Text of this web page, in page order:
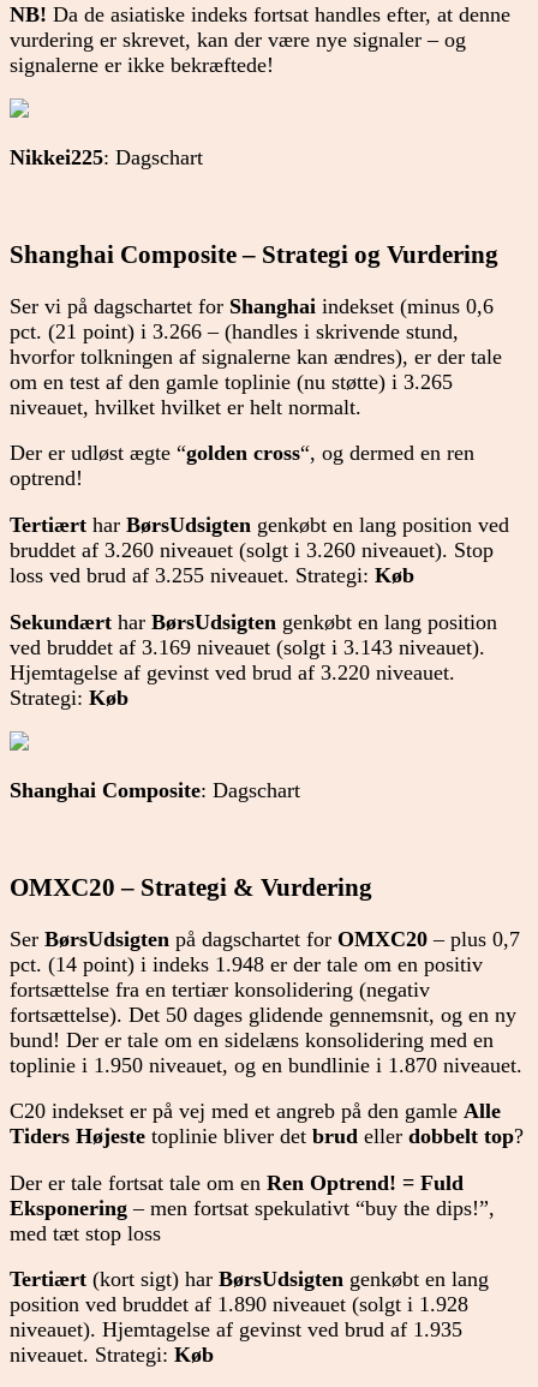
NB! Da de asiatiske indeks fortsat handles efter, at denne
vurdering er skrevet, kan der være nye signaler – og
signalerne er ikke bekræftede!
Nikkei225: Dagschart
Shanghai Composite – Strategi og Vurdering
Ser vi på dagschartet for Shanghai indekset (minus 0,6
pct. (21 point) i 3.266 – (handles i skrivende stund,
hvorfor tolkningen af signalerne kan ændres), er der tale
om en test af den gamle toplinie (nu støtte) i 3.265
niveauet, hvilket hvilket er helt normalt.
Der er udløst ægte “golden cross“, og dermed en ren
optrend!
Tertiært har BørsUdsigten genkøbt en lang position ved
bruddet af 3.260 niveauet (solgt i 3.260 niveauet). Stop
loss ved brud af 3.255 niveauet. Strategi: Køb
Sekundært har BørsUdsigten genkøbt en lang position
ved bruddet af 3.169 niveauet (solgt i 3.143 niveauet).
Hjemtagelse af gevinst ved brud af 3.220 niveauet.
Strategi: Køb
Shanghai Composite: Dagschart
OMXC20 – Strategi & Vurdering
Ser BørsUdsigten på dagschartet for OMXC20– plus 0,7
pct. (14 point) i indeks 1.948 er der tale om en positiv
fortsættelse fra en tertiær konsolidering (negativ
fortsættelse). Det 50 dages glidende gennemsnit, og en ny
bund! Der er tale om en sidelæns konsolidering med en
toplinie i 1.950 niveauet, og en bundlinie i 1.870 niveauet.
C20 indekset er på vej med et angreb på den gamle Alle
Tiders Højeste toplinie bliver det brud eller dobbelt top?
Der er tale fortsat tale om en Ren Optrend! = Fuld
Eksponering– men fortsat spekulativt “buy the dips!”,
med tæt stop loss
Tertiært (kort sigt) har BørsUdsigten genkøbt en lang
position ved bruddet af 1.890 niveauet (solgt i 1.928
niveauet). Hjemtagelse af gevinst ved brud af 1.935
niveauet. Strategi: Køb